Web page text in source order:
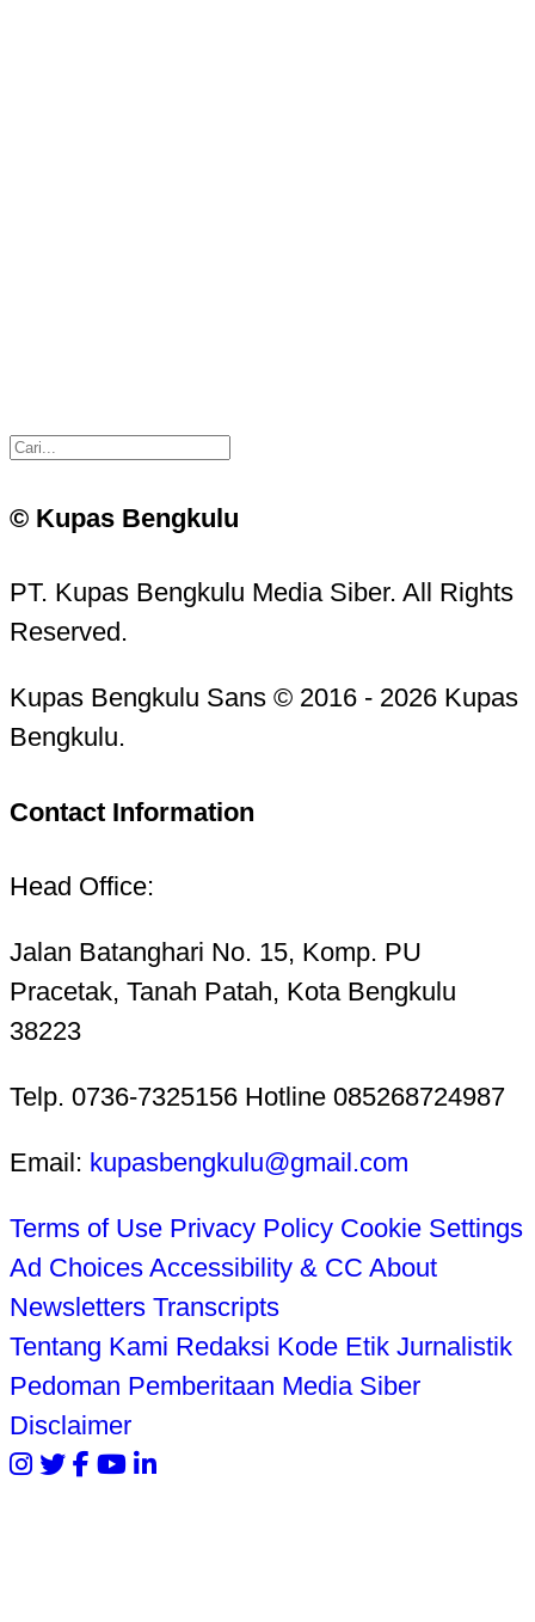
© Kupas Bengkulu
PT. Kupas Bengkulu Media Siber. All Rights
Reserved.
Kupas Bengkulu Sans © 2016 - 2026 Kupas
Bengkulu.
Contact Information
Head Office:
Jalan Batanghari No. 15, Komp. PU
Pracetak, Tanah Patah, Kota Bengkulu
38223
Telp. 0736-7325156 Hotline 085268724987
Email: kupasbengkulu@gmail.com
Terms of Use Privacy Policy Cookie Settings
Ad Choices Accessibility & CC About
Newsletters Transcripts
Tentang Kami Redaksi Kode Etik Jurnalistik
Pedoman Pemberitaan Media Siber
Disclaimer